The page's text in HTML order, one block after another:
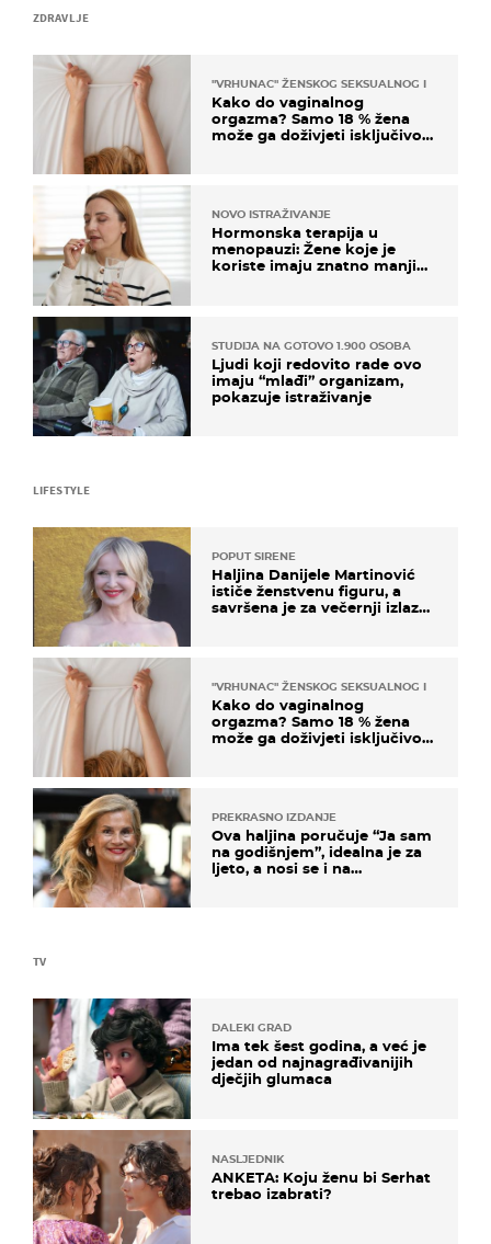
ZDRAVLJE
"VRHUNAC" ŽENSKOG SEKSUALNOG ISKUSTVA
Kako do vaginalnog
orgazma? Samo 18 % žena
može ga doživjeti isključivo
NOVO ISTRAŽIVANJE
Hormonska terapija u
menopauzi: Žene koje je
koriste imaju znatno manji
STUDIJA NA GOTOVO 1.900 OSOBA
Ljudi koji redovito rade ovo
imaju “mlađi” organizam,
pokazuje istraživanje
TV
DALEKI GRAD
Ima tek šest godina, a već je
jedan od najnagrađivanijih
dječjih glumaca
NASLJEDNIK
ANKETA: Koju ženu bi Serhat
trebao izabrati?
LIFESTYLE
POPUT SIRENE
Haljina Danijele Martinović
ističe ženstvenu figuru, a
savršena je za večernji izlazak
"VRHUNAC" ŽENSKOG SEKSUALNOG ISKUSTVA
Kako do vaginalnog
orgazma? Samo 18 % žena
može ga doživjeti isključivo
PREKRASNO IZDANJE
Ova haljina poručuje “Ja sam
na godišnjem”, idealna je za
ljeto, a nosi se i na